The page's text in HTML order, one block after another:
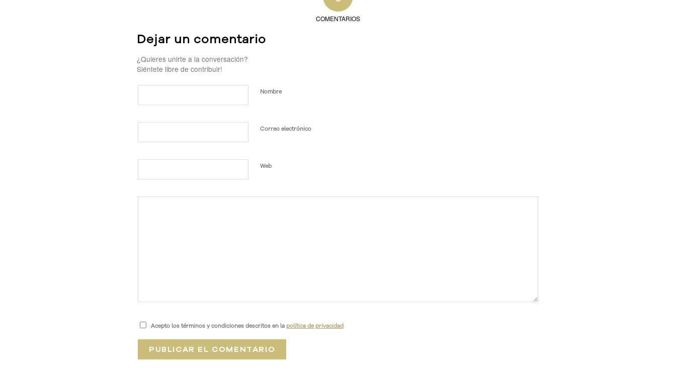
COMENTARIOS
Dejar un comentario
¿Quieres unirte a la conversación?
Siéntete libre de contribuir!
Nombre
Correo electrónico
Web
Acepto los términos y condiciones descritos en la política de privacidad